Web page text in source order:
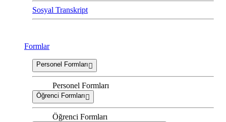
Sosyal Transkript
Formlar
Personel Formları
Personel Formları
Öğrenci Formları
Öğrenci Formları